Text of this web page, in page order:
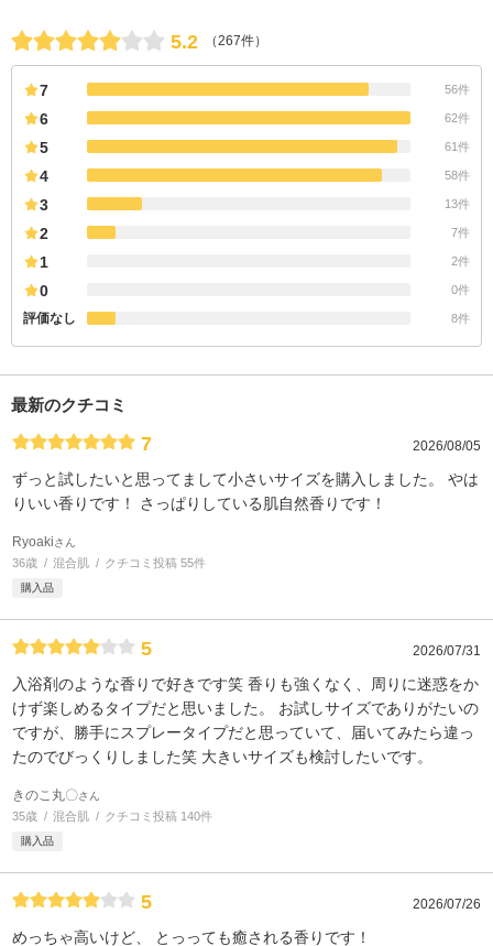
5.2 （267件）
7 56件
6 62件
5 61件
4 58件
3 13件
2 7件
1 2件
0 0件
評価なし 8件
最新のクチコミ
7 2026/08/05
ずっと試したいと思ってまして小さいサイズを購入しました。 やは
りいい香りです！ さっぱりしている肌自然香りです！
Ryoakiさん
36歳 混合肌 クチコミ投稿 55件
購入品
5 2026/07/31
入浴剤のような香りで好きです笑 香りも強くなく、周りに迷惑をか
けず楽しめるタイプだと思いました。 お試しサイズでありがたいの
ですが、勝手にスプレータイプだと思っていて、届いてみたら違っ
たのでびっくりしました笑 大きいサイズも検討したいです。
きのこ丸〇さん
35歳 混合肌 クチコミ投稿 140件
購入品
5 2026/07/26
めっちゃ高いけど、 とっっても癒される香りです！